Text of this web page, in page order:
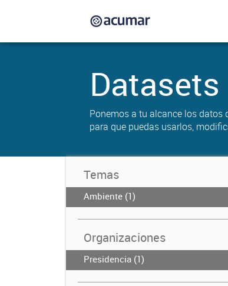
Datasets
Ponemos a tu alcance los datos
para que puedas usarlos,
Temas
Ambiente (1)
Organizaciones
Presidencia (1)